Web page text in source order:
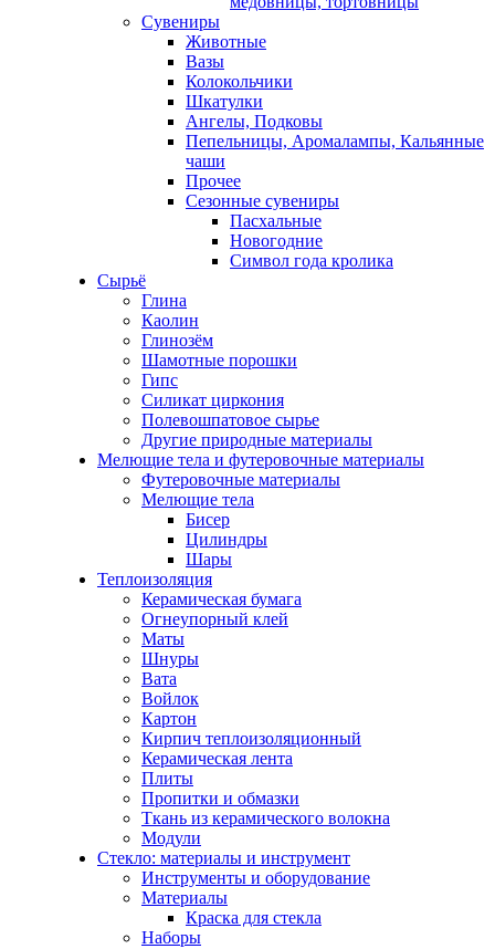
Сувениры
Животные
Вазы
Колокольчики
Шкатулки
Ангелы, Подковы
Пепельницы, Аромалампы, Кальянные
чаши
Прочее
Сезонные сувениры
Пасхальные
Новогодние
Символ года кролика
Сырьё
Глина
Каолин
Глинозём
Шамотные порошки
Гипс
Силикат циркония
Полевошпатовое сырье
Другие природные материалы
Мелющие тела и футеровочные материалы
Футеровочные материалы
Мелющие тела
Бисер
Цилиндры
Шары
Теплоизоляция
Керамическая бумага
Огнеупорный клей
Маты
Шнуры
Вата
Войлок
Картон
Кирпич теплоизоляционный
Керамическая лента
Плиты
Пропитки и обмазки
Ткань из керамического волокна
Модули
Стекло: материалы и инструмент
Инструменты и оборудование
Материалы
Краска для стекла
Наборы